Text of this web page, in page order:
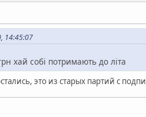
14:45:07
хай собі потримають до літа
это из старых партий с